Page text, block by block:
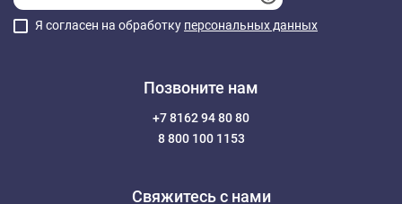
Я согласен на обработку персональных данных
Позвоните нам
+7 8162 94 80 80
8 800 100 1153
Свяжитесь с нами